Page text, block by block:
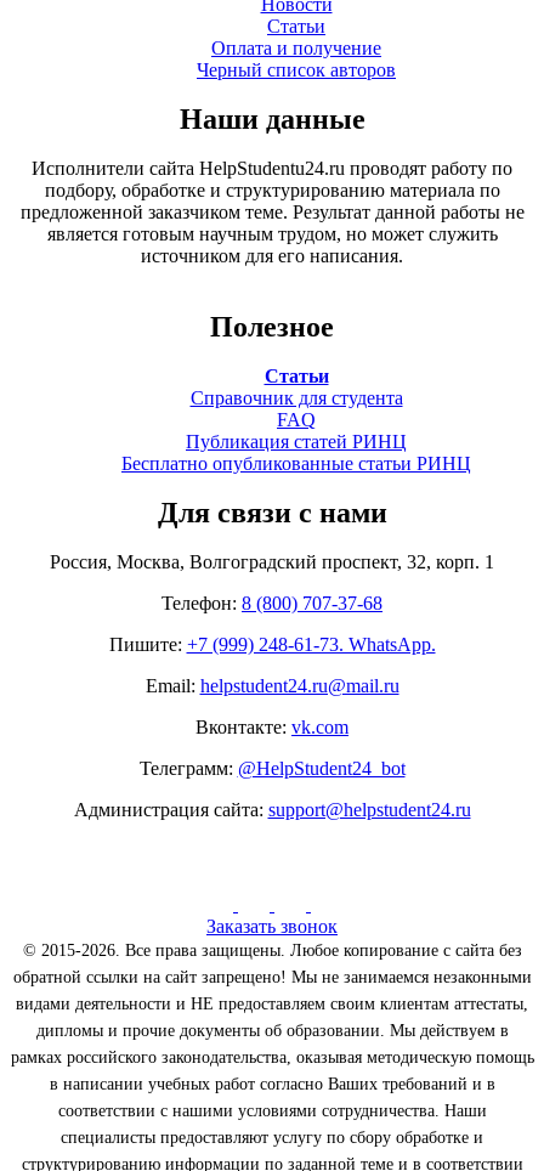
Новости
Статьи
Оплата и получение
Черный список авторов
Наши данные
Исполнители сайта HelpStudentu24.ru проводят работу по
подбору, обработке и структурированию материала по
предложенной заказчиком теме. Результат данной работы не
является готовым научным трудом, но может служить
источником для его написания.
Полезное
Статьи
Справочник для студента
FAQ
Публикация статей РИНЦ
Бесплатно опубликованные статьи РИНЦ
Для связи с нами
Россия, Москва, Волгоградский проспект, 32, корп. 1
Телефон: 8 (800) 707-37-68
Пишите: +7 (999) 248-61-73. WhatsApp.
Email: helpstudent24.ru@mail.ru
Вконтакте: vk.com
Телеграмм: @HelpStudent24_bot
Администрация сайта: support@helpstudent24.ru
Заказать звонок
© 2015-2026. Все права защищены. Любое копирование с сайта без
обратной ссылки на сайт запрещено! Мы не занимаемся незаконными
видами деятельности и НЕ предоставляем своим клиентам аттестаты,
дипломы и прочие документы об образовании. Мы действуем в
рамках российского законодательства, оказывая методическую помощь
в написании учебных работ согласно Ваших требований и в
соответствии с нашими условиями сотрудничества. Наши
специалисты предоставляют услугу по сбору обработке и
структурированию информации по заданной теме и в соответствии